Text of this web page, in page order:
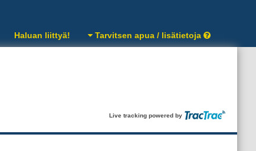
Haluan liittyä! Tarvitsen apua / lisätietoja
Live tracking powered by